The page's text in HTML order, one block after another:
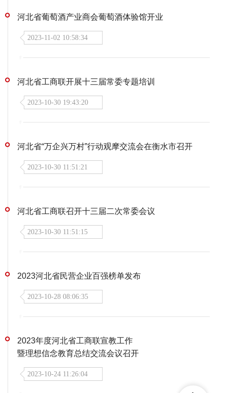
河北省葡萄酒产业商会葡萄酒体验馆开业
2023-11-02 10:58:34
河北省工商联开展十三届常委专题培训
2023-10-30 19:43:20
河北省“万企兴万村”行动观摩交流会在衡水市召开
2023-10-30 11:51:21
河北省工商联召开十三届二次常委会议
2023-10-30 11:51:15
2023河北省民营企业百强榜单发布
2023-10-28 08:06:35
2023年度河北省工商联宣教工作
暨理想信念教育总结交流会议召开
2023-10-24 11:26:04